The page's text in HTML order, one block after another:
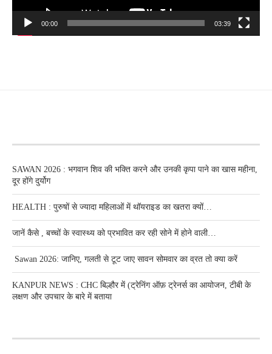
00:00 03:39
SAWAN 2026 : भगवान शिव की भक्ति करने और उनकी कृपा पाने का खास महीना,
दूर होंगे दुर्योग
HEALTH : पुरुषों से ज्यादा महिलाओं में थॉयराइड का खतरा क्यों…
जानें कैसे , बच्चों के स्वास्थ्य को प्रभावित कर रही सोने में होने वाली…
Sawan 2026: जानिए, गलती से टूट जाए सावन सोमवार का व्रत तो क्या करें
KANPUR NEWS : CHC बिल्हौर में (ट्रेनिंग ऑफ़ ट्रेनर्स का आयोजन, टीबी के
लक्षण और उपचार के बारे में बताया